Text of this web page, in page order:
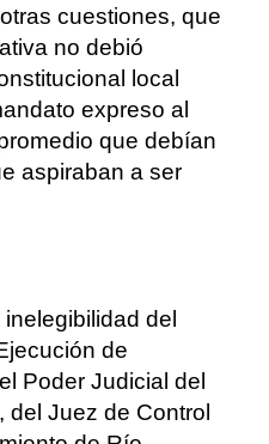
cuestiones, que
no debió
local
expreso al
que debían
aspiraban a ser
del
de
Poder Judicial del
Juez de Control